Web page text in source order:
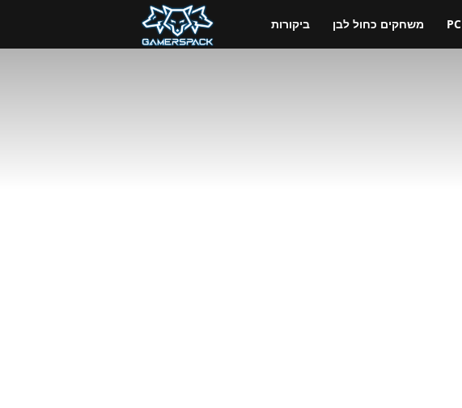
ביקורות משחקים כחול לבן PC